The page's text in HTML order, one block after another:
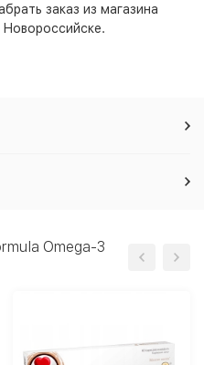
заказ из магазина
Omega-3